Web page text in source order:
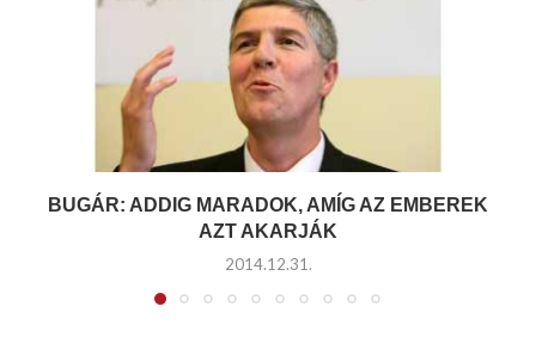
BUGÁR: ADDIG MARADOK, AMÍG AZ EMBEREK
AZT AKARJÁK
2014.12.31.